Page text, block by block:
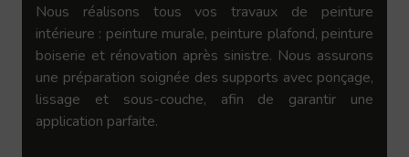
Nous réalisons tous vos travaux de peinture
intérieure : peinture murale, peinture plafond, peinture
boiserie et rénovation après sinistre. Nous assurons
une préparation soignée des supports avec ponçage,
lissage et sous-couche, afin de garantir une
application parfaite.